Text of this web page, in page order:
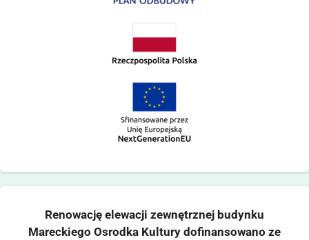
Renowację elewacji zewnętrznej budynku
Mareckiego Osrodka Kultury dofinansowano ze